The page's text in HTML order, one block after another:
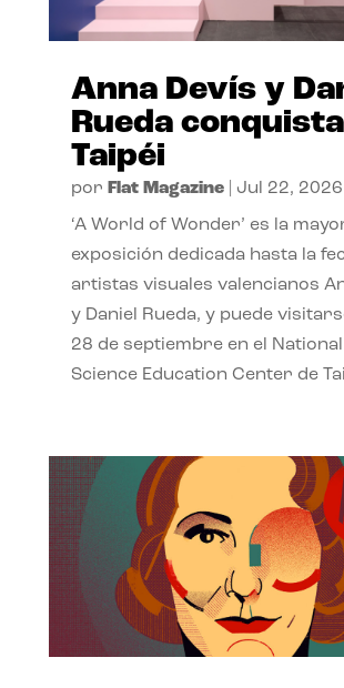
Anna Devís y
Rueda
Taipéi
por Flat Magazine| Jul 22, 2026
‘A World of Wonder’ es la
exposición dedicada hasta la
artistas visuales valencianos
y Daniel Rueda, y puede
28 de septiembre en el National
Science Education Center de